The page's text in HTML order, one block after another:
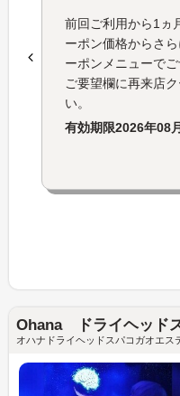
前回ご利用から1ヵ
ーポン価格からさ
ーポンメニューで
ご要望欄に再来店
い。
有効期限2026年08
Ohana ドライヘッド
オハナドライヘッドスパコガオエス